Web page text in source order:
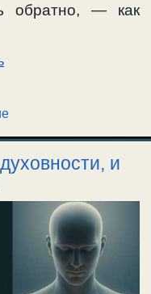
обратно, — как
и